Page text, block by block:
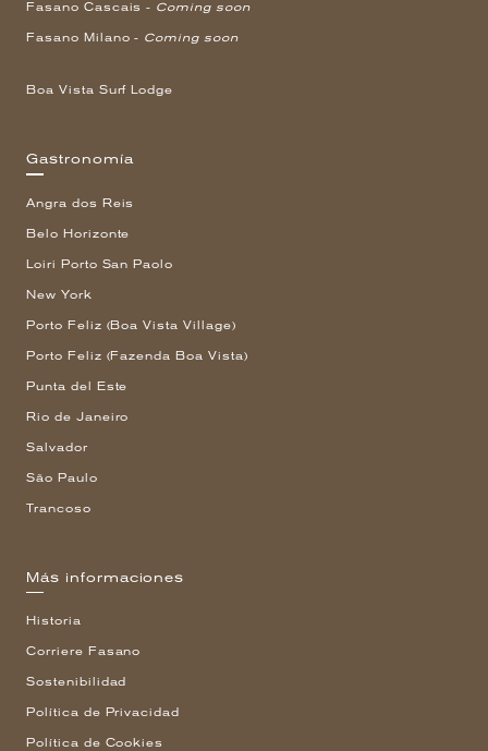
Fasano Cascais - Coming soon
Fasano Milano - Coming soon
Boa Vista Surf Lodge
Gastronomía
Angra dos Reis
Belo Horizonte
Loiri Porto San Paolo
New York
Porto Feliz (Boa Vista Village)
Porto Feliz (Fazenda Boa Vista)
Punta del Este
Rio de Janeiro
Salvador
São Paulo
Trancoso
Más informaciones
Historia
Corriere Fasano
Sostenibilidad
Política de Privacidad
Política de Cookies